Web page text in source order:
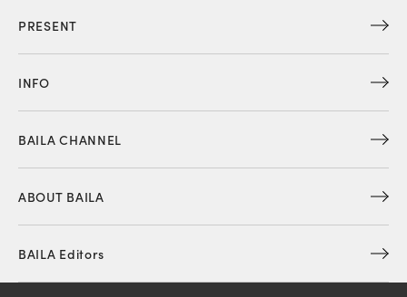
PRESENT
INFO
BAILA CHANNEL
ABOUT BAILA
BAILA Editors